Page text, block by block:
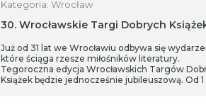
Kategoria: Wrocław
30. Wrocławskie Targi Dobrych
Już od 31 lat we Wrocławiu odbywa się
które ściąga rzesze miłośników literatury.
Tegoroczna edycja Wrocławskich Targów
Książek będzie jednocześnie jubileuszową. Od 1